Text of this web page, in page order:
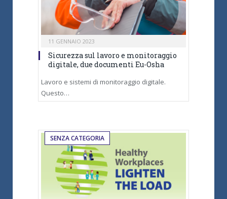
11 GENNAIO 2023
Sicurezza sul lavoro e monitoraggio
digitale, due documenti Eu-Osha
Lavoro e sistemi di monitoraggio digitale.
Questo…
SENZA CATEGORIA